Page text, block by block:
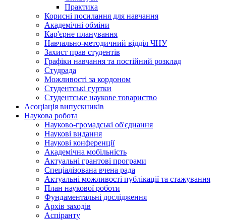
Практика
Корисні посилання для навчання
Академічні обміни
Кар'єрне планування
Навчально-методичний відділ ЧНУ
Захист прав студентів
Графіки навчання та постійний розклад
Студрада
Можливості за кордоном
Студентські гуртки
Студентське наукове товариство
Асоціація випускників
Наукова робота
Науково-громадські об'єднання
Наукові видання
Наукові конференції
Академічна мобільність
Актуальні грантові програми
Спеціалізована вчена рада
Актуальні можливості публікації та стажування
План наукової роботи
Фундаментальні дослідження
Архів заходів
Аспіранту